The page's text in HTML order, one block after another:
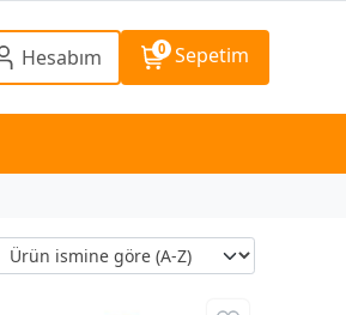
Hesabım 0 Sepetim